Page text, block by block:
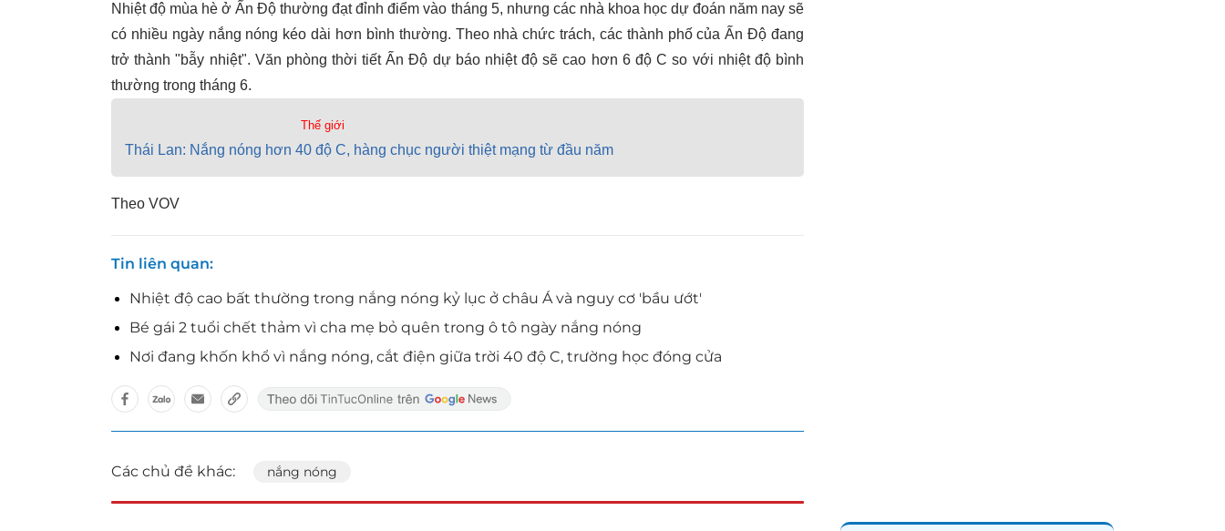
Nhiệt độ mùa hè ở Ấn Độ thường đạt đỉnh điểm vào tháng 5, nhưng các nhà khoa học dự đoán năm nay sẽ
có nhiều ngày nắng nóng kéo dài hơn bình thường. Theo nhà chức trách, các thành phố của Ấn Độ đang
trở thành "bẫy nhiệt". Văn phòng thời tiết Ấn Độ dự báo nhiệt độ sẽ cao hơn 6 độ C so với nhiệt độ bình
thường trong tháng 6.
Thế giới
Thái Lan: Nắng nóng hơn 40 độ C, hàng chục người thiệt mạng từ đầu năm
Theo VOV
Tin liên quan
Nhiệt độ cao bất thường trong nắng nóng kỷ lục ở châu Á và nguy cơ 'bầu ướt'
Bé gái 2 tuổi chết thảm vì cha mẹ bỏ quên trong ô tô ngày nắng nóng
Nơi đang khốn khổ vì nắng nóng, cắt điện giữa trời 40 độ C, trường học đóng cửa
Các chủ đề khác: nắng nóng